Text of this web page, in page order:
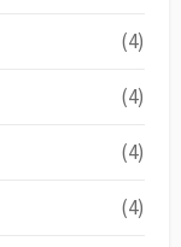
(4)
(4)
(4)
(4)